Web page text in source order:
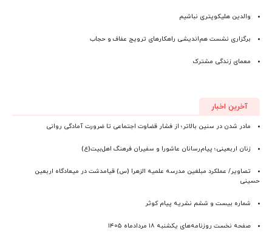
والدین هلیکوپتری نباشیم
برگزاری نشست هم‌اندیشی راهکارهای ترویج عفاف و حجاب
معمای زندگی مشترک
آخرین اخبار
مادر شدن در سنین بالاتر؛ از فشار قضاوت اجتماعی تا ضرورت آمادگی روانی
زنان اربعینی؛ پیام‌رسانان عاشورا و سفیران فرهنگ اهل‌بیت(ع)
تصاویر/ عملکرد مبلغین مدرسه علمیه الزهرا (س) قیامدشت در میعادگاه اربعین
حسینی
شماره بیست و ششم نشریه پیام کوثر
صفحه نخست روزنامه‌های یکشنبه ۱۸ مردادماه ۱۴۰۵